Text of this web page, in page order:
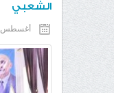
الشعبي
أغسطس 2, 2026